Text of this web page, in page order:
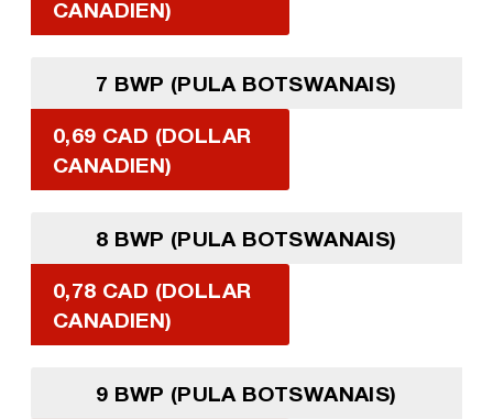
CANADIEN)
7 BWP (PULA BOTSWANAIS)
0,69 CAD (DOLLAR
CANADIEN)
8 BWP (PULA BOTSWANAIS)
0,78 CAD (DOLLAR
CANADIEN)
9 BWP (PULA BOTSWANAIS)